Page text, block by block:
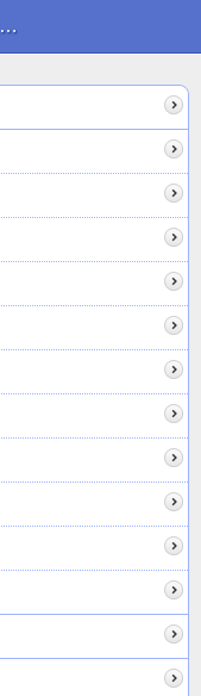
任意代理契約 | 大阪の司法書士なら【みさき司法書士事務所】